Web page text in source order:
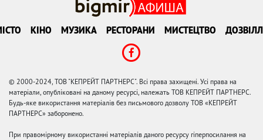
КІНО МУЗИКА РЕСТОРАНИ МИСТЕЦТВО
© 2000-2024, ТОВ "КЕПРЕЙТ ПАРТНЕРС". Всі права захищені. Усі права на
матеріали, опубліковані на даному ресурсі, належать ТОВ КЕПРЕЙТ ПАРТНЕРС.
Будь-яке використання матеріалів без письмового дозволу ТОВ «КЕПРЕЙТ
ПАРТНЕРС» заборонено.
При правомірному використанні матеріалів даного ресурсу гіперпосилання на